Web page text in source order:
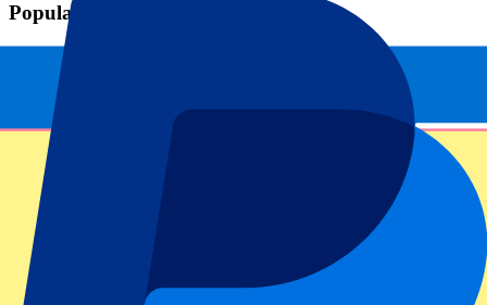
Populaire events
GP Spanje
GP Nederland
GP Italië
GP Singapore
Alle sporten